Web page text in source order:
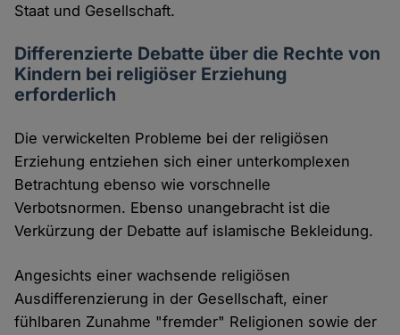
Staat und Gesellschaft.
Differenzierte Debatte über die Rechte von
Kindern bei religiöser Erziehung
erforderlich
Die verwickelten Probleme bei der religiösen
Erziehung entziehen sich einer unterkomplexen
Betrachtung ebenso wie vorschnelle
Verbotsnormen. Ebenso unangebracht ist die
Verkürzung der Debatte auf islamische Bekleidung.
Angesichts einer wachsende religiösen
Ausdifferenzierung in der Gesellschaft, einer
fühlbaren Zunahme "fremder" Religionen sowie der